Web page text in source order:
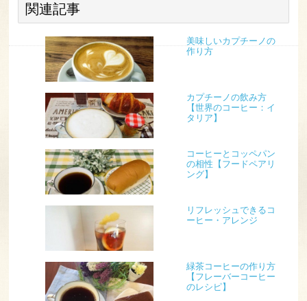
関連記事
美味しいカプチーノの
作り方
カプチーノの飲み方
【世界のコーヒー：イ
タリア】
コーヒーとコッペパン
の相性【フードペアリ
ング】
リフレッシュできるコ
ーヒー・アレンジ
緑茶コーヒーの作り方
【フレーバーコーヒー
のレシピ】